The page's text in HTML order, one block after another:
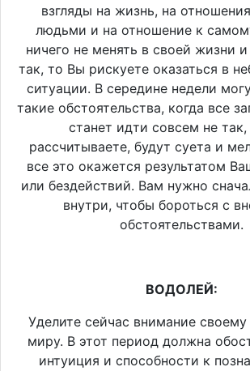
взгляды на жизнь, на
людьми и на отношение к
ничего не менять в своей жизни и
так, то Вы рискуете оказаться в
ситуации. В середине недели
такие обстоятельства, когда все
станет идти совсем не
рассчитываете, будут суета и
все это окажется результатом
или бездействий. Вам нужно
внутри, чтобы бороться с
обстоятельствами.
ВОДОЛЕЙ:
Уделите сейчас внимание
миру. В этот период должна
интуиция и способности к